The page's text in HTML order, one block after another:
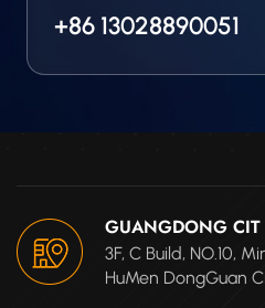
+86 13028890051
GUANGDONG CIT
3F, C Build, NO.10,
HuMen DongGuan